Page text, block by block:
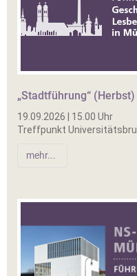
„Stadtführung“ (Herbst)
19.09.2026 | 15.00 Uhr
Treffpunkt
mehr...